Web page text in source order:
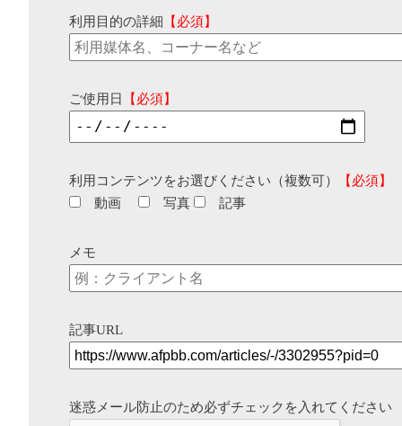
利用目的の詳細 【必須】
ご使用日 【必須】
利用コンテンツをお選びください（複数可）
【必須】
動画
写真 記事
メモ
記事URL
迷惑メール防止のため必ずチェックを入れてください